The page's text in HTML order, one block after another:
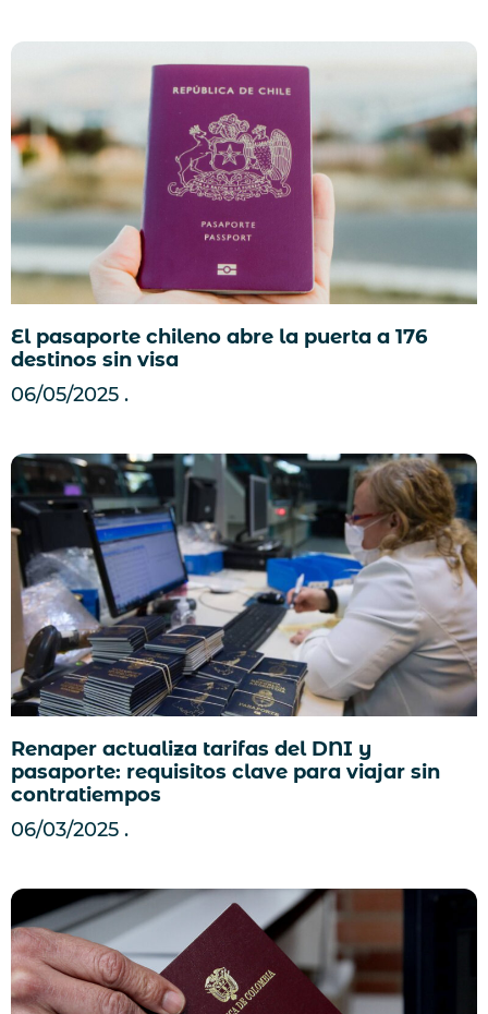
El pasaporte chileno abre la puerta a 176
destinos sin visa
06/05/2025
Renaper actualiza tarifas del DNI y
pasaporte: requisitos clave para viajar sin
contratiempos
06/03/2025